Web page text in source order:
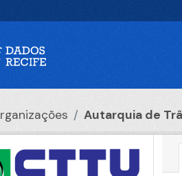
Autarquia de